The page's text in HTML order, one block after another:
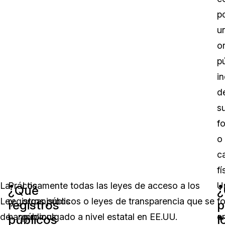
o
La
Ley
de
Los
organismos
públicos
¿Qué
registros
públicos
Prácticamente todas las leyes de acceso a los
registros públicos o leyes de transparencia que se
han promulgado a nivel estatal en EE.UU.